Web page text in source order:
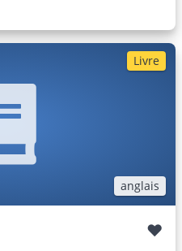
Livre
anglais
♥